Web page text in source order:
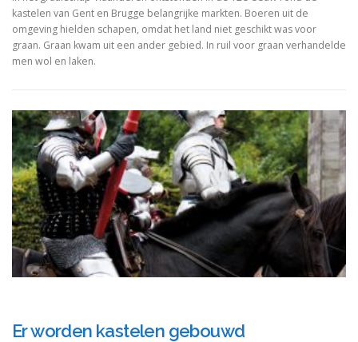
kastelen van Gent en Brugge belangrijke markten. Boeren uit de
omgeving hielden schapen, omdat het land niet geschikt was voor
graan. Graan kwam uit een ander gebied. In ruil voor graan verhandelde
men wol en laken.
Er worden kastelen gebouwd